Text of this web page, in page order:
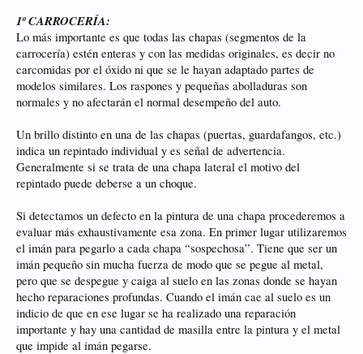
1º CARROCERÍA:
Lo más importante es que todas las chapas (segmentos de la
carrocería) estén enteras y con las medidas originales, es decir no
carcomidas por el óxido ni que se le hayan adaptado partes de
modelos similares. Los raspones y pequeñas abolladuras son
normales y no afectarán el normal desempeño del auto.
Un brillo distinto en una de las chapas (puertas, guardafangos, etc.)
indica un repintado individual y es señal de advertencia.
Generalmente si se trata de una chapa lateral el motivo del
repintado puede deberse a un choque.
Si detectamos un defecto en la pintura de una chapa procederemos a
evaluar más exhaustivamente esa zona. En primer lugar utilizaremos
el imán para pegarlo a cada chapa “sospechosa”. Tiene que ser un
imán pequeño sin mucha fuerza de modo que se pegue al metal,
pero que se despegue y caiga al suelo en las zonas donde se hayan
hecho reparaciones profundas. Cuando el imán cae al suelo es un
indicio de que en ese lugar se ha realizado una reparación
importante y hay una cantidad de masilla entre la pintura y el metal
que impide al imán pegarse.